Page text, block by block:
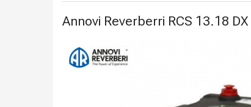
Annovi Reverberri RCS 13.18 DX